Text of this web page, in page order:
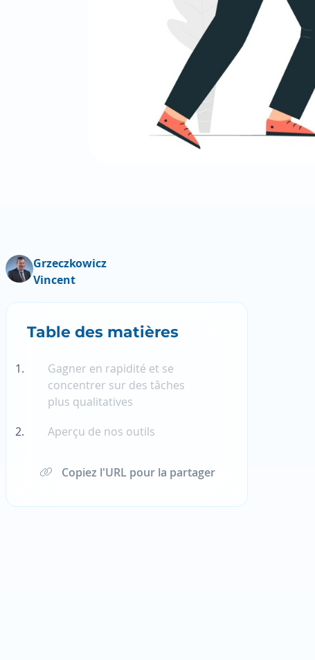
Grzeczkowicz
Vincent
Table des matières
Gagner en rapidité et se
concentrer sur des tâches
plus qualitatives
Aperçu de nos outils
Copiez l'URL pour la partager